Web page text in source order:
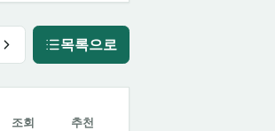
목록으로
조회 추천